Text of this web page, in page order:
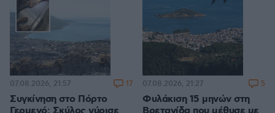
Συγκίνηση στο Πόρτο
07.08.2026, 21:57 17
Φυλάκιση 15 μηνών στη
07.08.2026, 21:27 5